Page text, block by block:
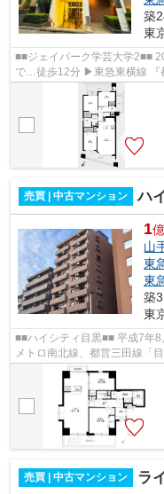
築
東
■■ジェイパーク学芸大学2■■ 2002年3月築 ▶東急東横線 『学芸大学駅』ま
で…徒歩12分 ▶東急東横線 『都立大学駅』まで…徒歩9分 ◆ペット飼育／
犬・猫1匹まで飼育可（細則有
売買 | 中古マンション ハ
1
山
東
東
築
東
■■ハイシティ目黒■■ 平成7年8月完成 JR 山手線、東急目黒線、東京
メトロ南北線、都営三田線「目黒」駅徒歩10分
大規模修繕計画実施済 エレベー
売買 | 中古マンション ラ